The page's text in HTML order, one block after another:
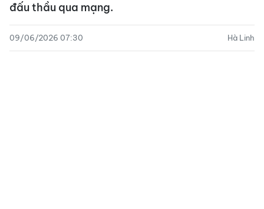
đấu thầu qua mạng.
09/06/2026 07:30 Hà Linh